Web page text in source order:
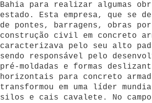
Bahia para realizar algumas
estado. Esta empresa, que se
de pontes, barragens, obras
construção civil em concreto
caracterizava pelo seu alto
sendo responsável pelo
pré-moldadas e formas
horizontais para concreto
transformou em uma líder
silos e cais cavalete. No